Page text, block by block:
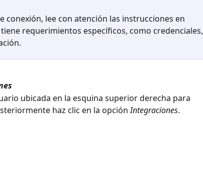
conexión, lee con atención las instrucciones en
requerimientos específicos, como credenciales,
ubicada en la esquina superior derecha para
haz clic en la opción Integraciones.